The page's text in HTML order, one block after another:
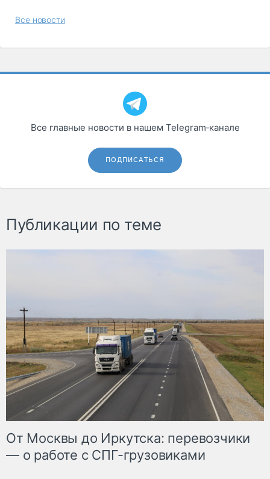
Все новости
Все главные новости в нашем Telegram‑канале
ПОДПИСАТЬСЯ
Публикации по теме
От Москвы до Иркутска: перевозчики
— о работе с СПГ-грузовиками